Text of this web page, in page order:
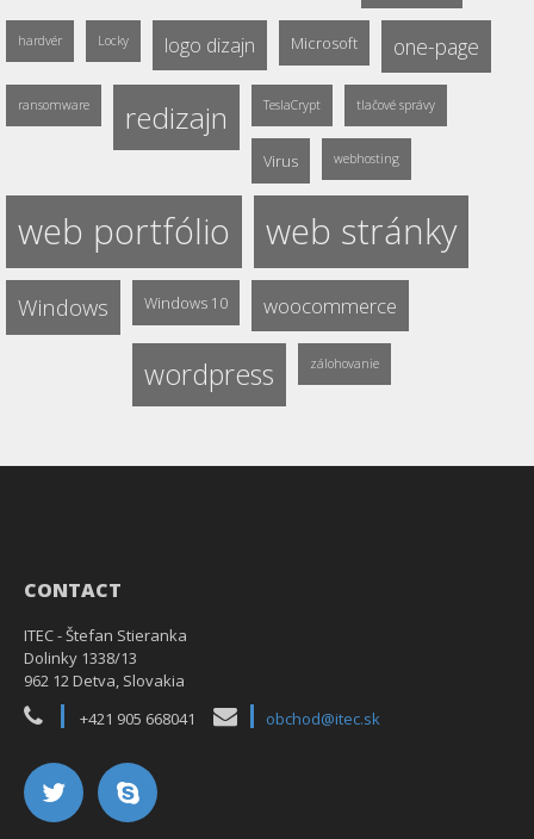
hardvér Locky logo dizajn Microsoft one-page
ransomware redizajn TeslaCrypt tlačové správy
Virus webhosting
web portfólio web stránky
Windows Windows 10 woocommerce
wordpress zálohovanie
CONTACT
ITEC - Štefan Stieranka
Dolinky 1338/13
962 12 Detva, Slovakia
+421 905 668041
obchod@itec.sk